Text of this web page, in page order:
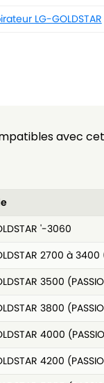
LG-GOLDSTAR
avec
'-3060
2700 à 3400
3500
3800
4000
4200